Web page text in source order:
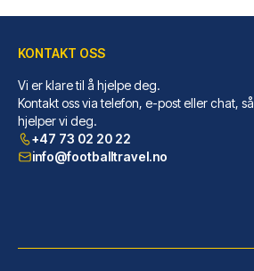
Har du Best Western Plus Hotel...
LES MER OM HOTELLET
KONTAKT OSS
Vi er klare til å hjelpe deg.
Kontakt oss via telefon, e-post eller chat, så
hjelper vi deg.
+47 73 02 20 22
info@footballtravel.no